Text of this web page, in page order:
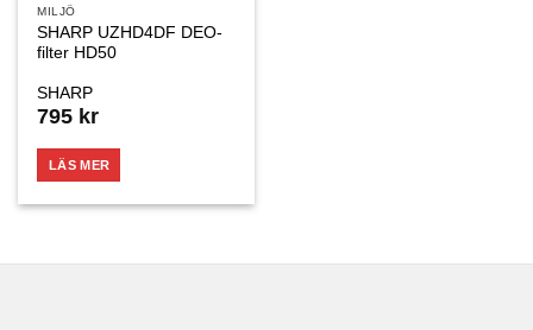
önskelistan
SLUT I LAGER
MILJÖ
SHARP UZHD4DF DEO-
filter HD50
SHARP
795 kr
LÄS MER